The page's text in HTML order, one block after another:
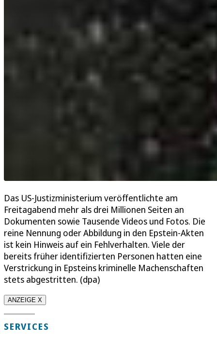
Das US-Justizministerium veröffentlichte am
Freitagabend mehr als drei Millionen Seiten an
Dokumenten sowie Tausende Videos und Fotos. Die
reine Nennung oder Abbildung in den Epstein-Akten
ist kein Hinweis auf ein Fehlverhalten. Viele der
bereits früher identifizierten Personen hatten eine
Verstrickung in Epsteins kriminelle Machenschaften
stets abgestritten. (dpa)
ANZEIGE X
SERVICES